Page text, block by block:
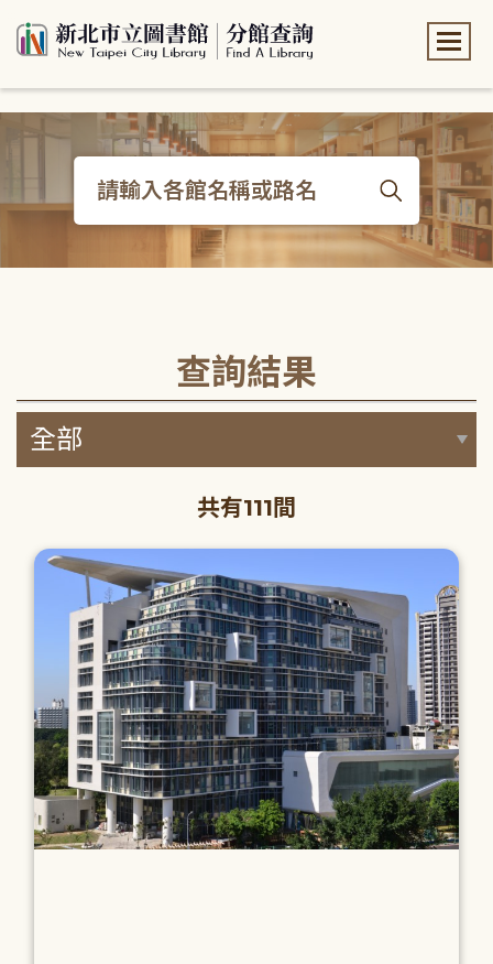
查詢結果
共有111間